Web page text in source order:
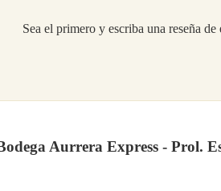
Sea el primero y escriba una reseña
Aurrera Express - Prol.